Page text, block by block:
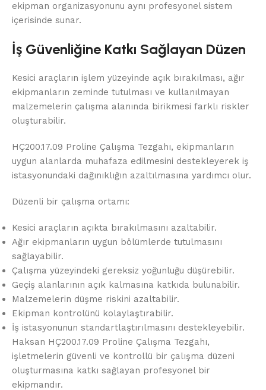
ekipman organizasyonunu aynı profesyonel sistem
içerisinde sunar.
İş Güvenliğine Katkı Sağlayan Düzen
Kesici araçların işlem yüzeyinde açık bırakılması, ağır
ekipmanların zeminde tutulması ve kullanılmayan
malzemelerin çalışma alanında birikmesi farklı riskler
oluşturabilir.
HÇ200.17.09 Proline Çalışma Tezgahı, ekipmanların
uygun alanlarda muhafaza edilmesini destekleyerek iş
istasyonundaki dağınıklığın azaltılmasına yardımcı olur.
Düzenli bir çalışma ortamı:
Kesici araçların açıkta bırakılmasını azaltabilir.
Ağır ekipmanların uygun bölümlerde tutulmasını
sağlayabilir.
Çalışma yüzeyindeki gereksiz yoğunluğu düşürebilir.
Geçiş alanlarının açık kalmasına katkıda bulunabilir.
Malzemelerin düşme riskini azaltabilir.
Ekipman kontrolünü kolaylaştırabilir.
İş istasyonunun standartlaştırılmasını destekleyebilir.
Haksan HÇ200.17.09 Proline Çalışma Tezgahı,
işletmelerin güvenli ve kontrollü bir çalışma düzeni
oluşturmasına katkı sağlayan profesyonel bir
ekipmandır.